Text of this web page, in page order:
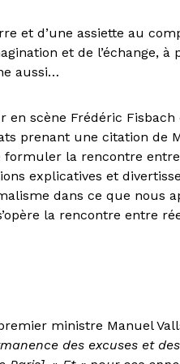
et d’une assiette au
et de l’échange, à
aussi…
scène Frédéric Fisbach
prenant une citation de
la rencontre
explicatives et
dans ce que nous
la rencontre entre
ministre Manuel
des excuses et